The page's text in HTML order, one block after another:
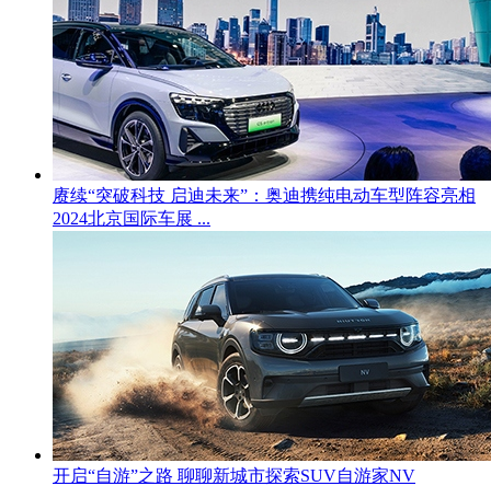
赓续“突破科技 启迪未来”：奥迪携纯电动车型阵容亮相
2024北京国际车展 ...
开启“自游”之路 聊聊新城市探索SUV自游家NV